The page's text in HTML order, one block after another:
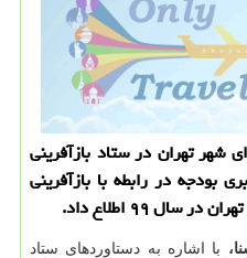
شهر تهران در ستاد بازآفرینی
تهران از افزایش ۱۰ برابری بودجه در رابطه با بازآفرینی
۹۹ اطلاع داد.
با اشاره به دستاوردهای ستاد